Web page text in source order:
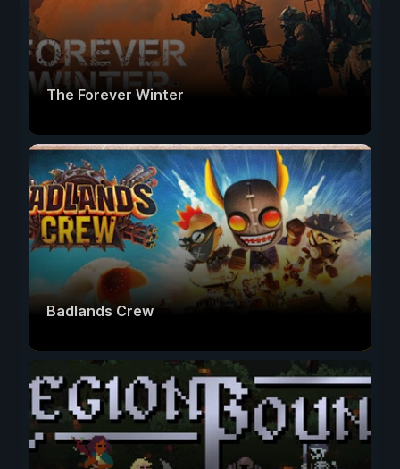
The Forever Winter
Badlands Crew